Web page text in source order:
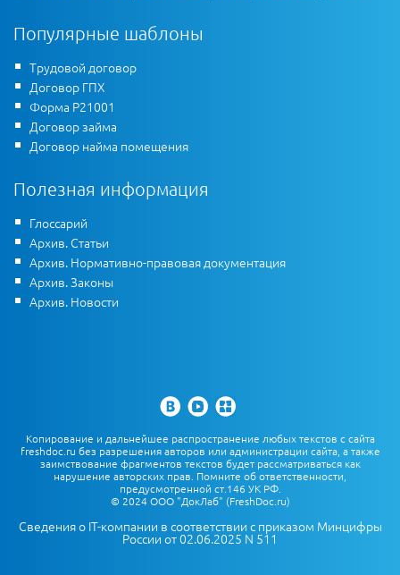
Популярные шаблоны
Трудовой договор
Договор ГПХ
Форма Р21001
Договор займа
Договор найма помещения
Полезная информация
Глоссарий
Архив. Статьи
Архив. Нормативно-правовая документация
Архив. Законы
Архив. Новости
Копирование и дальнейшее распространение любых текстов с сайта
freshdoc.ru без разрешения авторов или администрации сайта, а также
заимствование фрагментов текстов будет рассматриваться как
нарушение авторских прав. Помните об ответственности,
предусмотренной ст.146 УК РФ.
© 2024 ООО "ДокЛаб" (FreshDoc.ru)
Сведения о IT-компании в соответствии с приказом Минцифры
России от 02.06.2025 N 511